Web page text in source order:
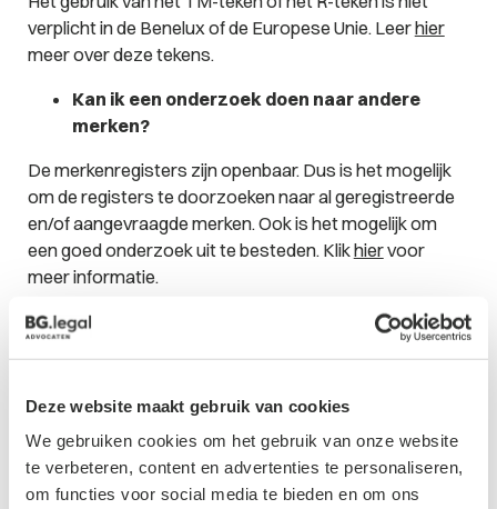
Deze website maakt gebruik van cookies
We gebruiken cookies om het gebruik van onze website
te verbeteren, content en advertenties te personaliseren,
om functies voor social media te bieden en om ons
verplicht in de Benelux of de Europese Unie. Leerhier
meer over deze tekens.
Kan ik een onderzoek doen naar andere
merken?
De merkenregisters zijn openbaar. Dus is het mogelijk
om de registers te doorzoeken naar al geregistreerde
en/of aangevraagde merken. Ook is het mogelijk om
een goed onderzoek uit te besteden. Klikhiervoor
meer informatie.
Mijn bedrijfsnaam is al geregistreerd, kan ik
om te onderzoeken voor welke waren en/of diensten
de naam als merk is geregistreerd. Het kan zo zijn dat
eenzelfde naam twee of meer keer geregistreerd kan
worden als merk.